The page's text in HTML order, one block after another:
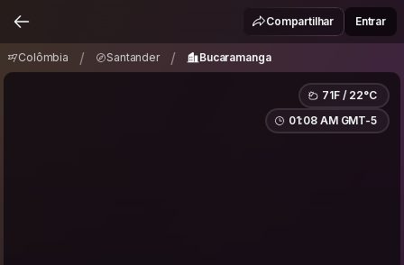
Bucaramanga
Compartilhar Entrar
Colômbia / Santander / Bucaramanga
71F / 22°C
01:08 AM GMT-5